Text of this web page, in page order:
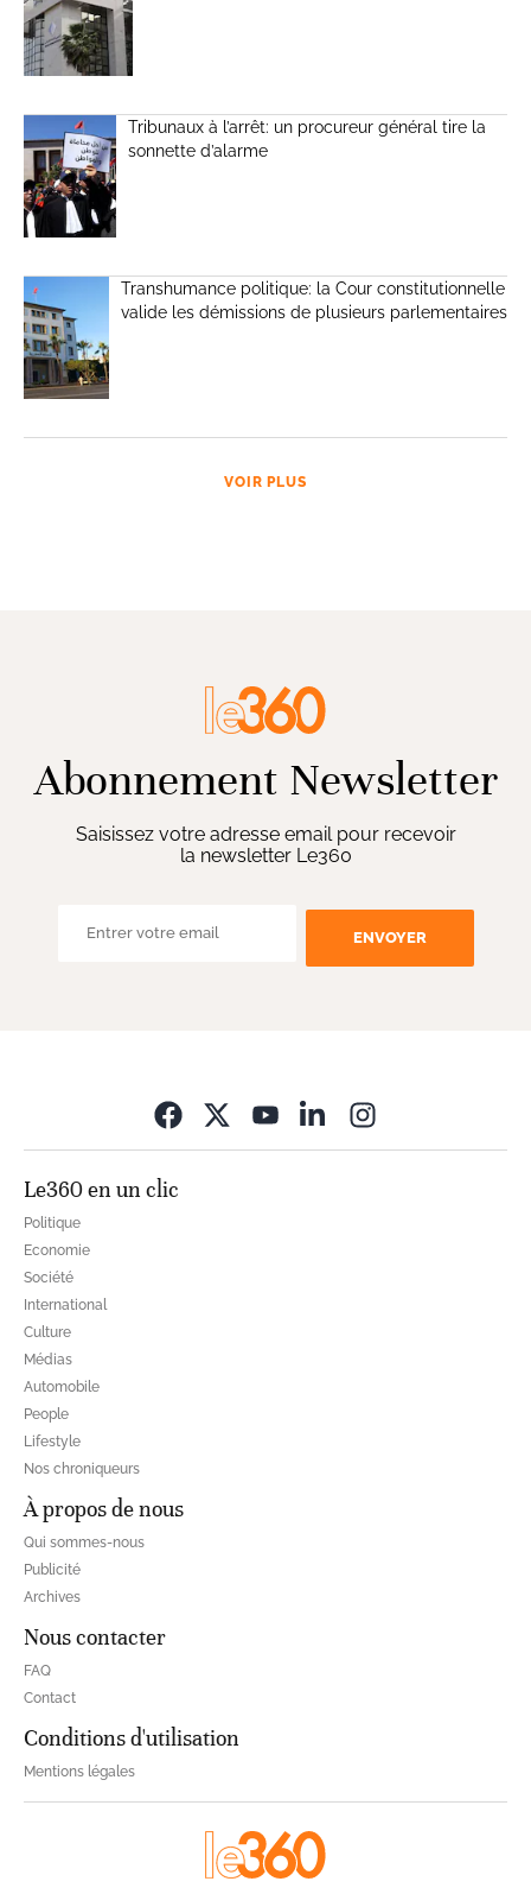
Tribunaux à l’arrêt: un procureur général tire la
sonnette d’alarme
Transhumance politique: la Cour constitutionnelle
valide les démissions de plusieurs parlementaires
VOIR PLUS
Abonnement Newsletter
Saisissez votre adresse email pour recevoir
la newsletter Le360
ENVOYER
Le360 en un clic
Politique
Economie
Société
International
Culture
Médias
Automobile
People
Lifestyle
Nos chroniqueurs
À propos de nous
Qui sommes-nous
Publicité
Archives
Nous contacter
FAQ
Contact
Conditions d'utilisation
Mentions légales